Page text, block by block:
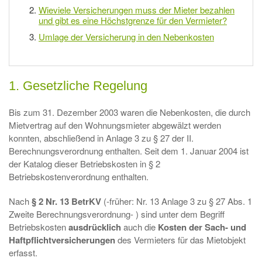
Wieviele Versicherungen muss der Mieter bezahlen
und gibt es eine Höchstgrenze für den Vermieter?
Umlage der Versicherung in den Nebenkosten
1. Gesetzliche Regelung
Bis zum 31. Dezember 2003 waren die Nebenkosten, die durch
Mietvertrag auf den Wohnungsmieter abgewälzt werden
konnten, abschließend in Anlage 3 zu § 27 der II.
Berechnungsverordnung enthalten. Seit dem 1. Januar 2004 ist
der Katalog dieser Betriebskosten in § 2
Betriebskostenverordnung enthalten.
Nach§ 2 Nr. 13 BetrKV (-früher: Nr. 13 Anlage 3 zu § 27 Abs. 1
Zweite Berechnungsverordnung- ) sind unter dem Begriff
Betriebskostenausdrücklich auch die Kosten der Sach- und
Haftpflichtversicherungendes Vermieters für das Mietobjekt
erfasst.